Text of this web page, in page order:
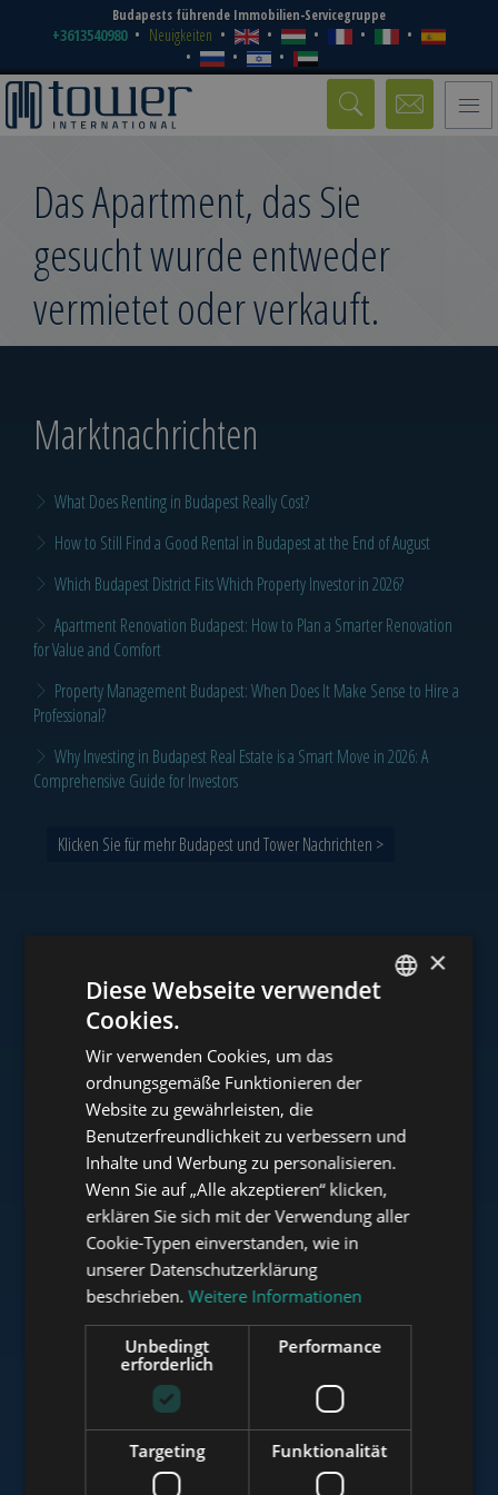
Budapests führende Immobilien-Servicegruppe
+3613540980 Neuigkeiten
Toggle
Das Apartment, das Sie
gesucht wurde entweder
vermietet oder verkauft.
Marktnachrichten
What Does Renting in Budapest Really Cost?
How to Still Find a Good Rental in Budapest at the End of August
Which Budapest District Fits Which Property Investor in 2026?
Apartment Renovation Budapest: How to Plan a Smarter Renovation
for Value and Comfort
Property Management Budapest: When Does It Make Sense to Hire a
Professional?
Why Investing in Budapest Real Estate is a Smart Move in 2026: A
Comprehensive Guide for Investors
Klicken Sie für mehr Budapest und Tower Nachrichten >
Unser Portfolio
www.tower-investments.com
www.towerassistance.com
www.towerconsulting.hu
www.mybudapesthome.com
FRENCH
ITALIAN
SPANISH
RUSSIAN
×
Diese Webseite verwendet
Cookies.
Wir verwenden Cookies, um das
ordnungsgemäße Funktionieren der
Website zu gewährleisten, die
Benutzerfreundlichkeit zu verbessern und
Inhalte und Werbung zu personalisieren.
Wenn Sie auf „Alle akzeptieren“ klicken,
erklären Sie sich mit der Verwendung aller
Cookie-Typen einverstanden, wie in
unserer Datenschutzerklärung
beschrieben. Weitere Informationen
Unbedingt
erforderlich
Performance
Targeting Funktionalität